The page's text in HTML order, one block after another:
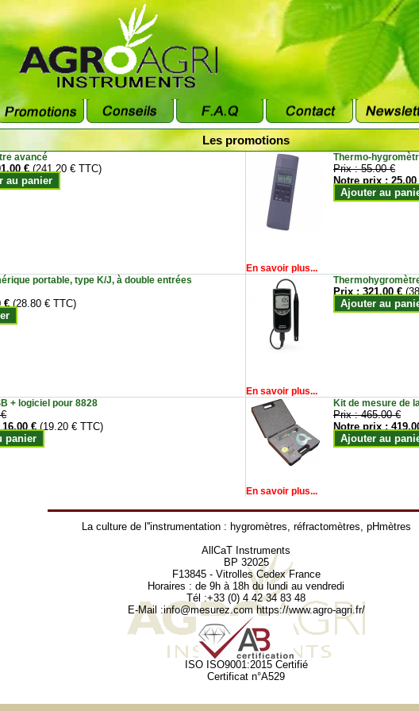
Les promotions
avancé
€ (241.20 € TTC)
au panier
Thermo-
Prix :55.00 €
Notre prix :25.00
Ajouter au
En savoir plus...
portable, type K/J, à double entrées
€ (28.80 € TTC)
Prix :321.00 €
Ajouter au
En savoir plus...
+ logiciel pour 8828
16.00 € (19.20 € TTC)
panier
Kit de mesure de
Prix :465.00 €
Notre prix :
Ajouter au
En savoir plus...
La culture de l''instrumentation : hygromètres, réfractomètres, pHmètres
AllCaT Instruments
BP 32025
F13845 - Vitrolles Cedex France
Horaires : de 9h à 18h du lundi au vendredi
Tél :+33 (0) 4 42 34 83 48
E-Mail :info@mesurez.com https://www.agro-agri.fr/
ISO ISO9001:2015 Certifié
Certificat n°A529